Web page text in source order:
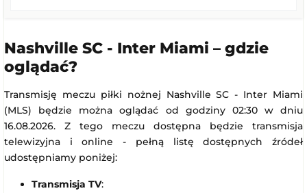
Nashville SC - Inter Miami – gdzie
oglądać?
Transmisję meczu piłki nożnej Nashville SC - Inter Miami
(MLS) będzie można oglądać od godziny 02:30 w dniu
16.08.2026. Z tego meczu dostępna będzie transmisja
telewizyjna i online - pełną listę dostępnych źródeł
udostępniamy poniżej:
Transmisja TV: